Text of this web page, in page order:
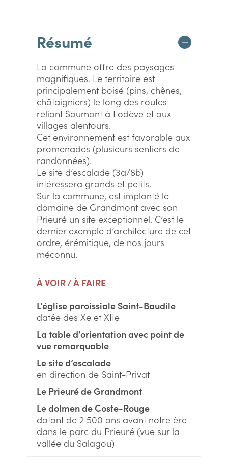
Résumé
La commune offre des paysages
magnifiques. Le territoire est
principalement boisé (pins, chênes,
châtaigniers) le long des routes
reliant Soumont à Lodève et aux
villages alentours.
Cet environnement est favorable aux
promenades (plusieurs sentiers de
randonnées).
Le site d’escalade (3a/8b)
intéressera grands et petits.
Sur la commune, est implanté le
domaine de Grandmont avec son
Prieuré un site exceptionnel. C’est le
dernier exemple d’architecture de cet
ordre, érémitique, de nos jours
méconnu.
À VOIR / À FAIRE
L’église paroissiale Saint-Baudile
datée des Xe et XIIe
La table d’orientation avec point de
vue remarquable
Le site d’escalade
en direction de Saint-Privat
Le Prieuré de Grandmont
Le dolmen de Coste-Rouge
datant de 2 500 ans avant notre ère
dans le parc du Prieuré (vue sur la
vallée du Salagou)